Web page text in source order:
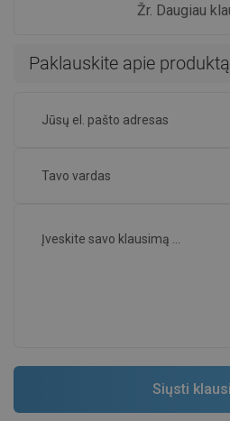
Žr. Daugiau
Paklauskite apie produktą